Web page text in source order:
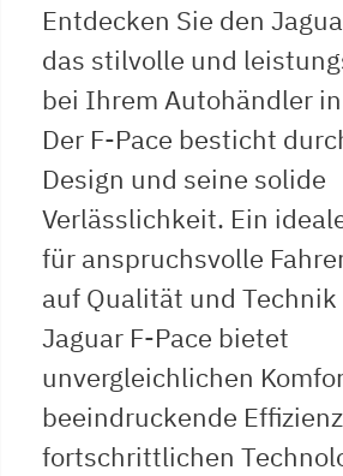
Entdecken Sie den
das stilvolle und
bei Ihrem Autohändler
Der F-Pace besticht
Design und seine solide
Verlässlichkeit. Ein
für anspruchsvolle
auf Qualität und Technik
Jaguar F-Pace bietet
unvergleichlichen
beeindruckende
fortschrittlichen